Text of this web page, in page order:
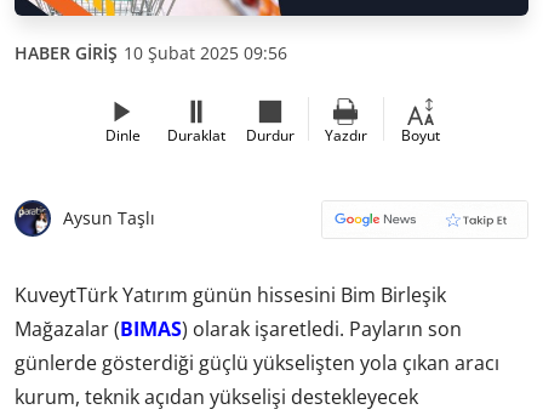
HABER GİRİŞ 10 Şubat 2025 09:56
Dinle Duraklat Durdur Yazdır Boyut
Aysun Taşlı
KuveytTürk Yatırım günün hissesini Bim Birleşik
Mağazalar (BIMAS) olarak işaretledi. Payların son
günlerde gösterdiği güçlü yükselişten yola çıkan aracı
kurum, teknik açıdan yükselişi destekleyecek